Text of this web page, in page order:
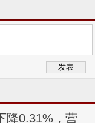
降0.31%，营